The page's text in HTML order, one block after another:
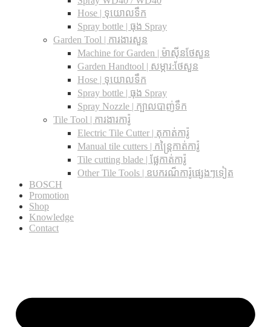
Hose | ទុយោលទឹក
Spray bottle | ធុង Spray
Garden Tool | ការងារសួន
Machine for Garden | ម៉ាស៊ីនថែសួន
Garden Handtool | សម្ភារ:ថែសួន
Hose | ទុយោលទឹក
Spray bottle | ធុង Spray
Spray Nozzle | ក្បាលបាញ់ទឹក
Tile Tool | ការងារការ៉ូ
Electric Tile Cutter | តុកាត់ការ៉ូ
Manual tile cutters | កន្ត្រៃកាត់ការ៉ូ
Tile cutting blade | ផ្លែកាត់ការ៉ូ
Other Tile Tools | ឧបករណ៏ការ៉ូផ្សេងៗទៀត
BOSCH
Promotion
Shop
Knowledge
Contact